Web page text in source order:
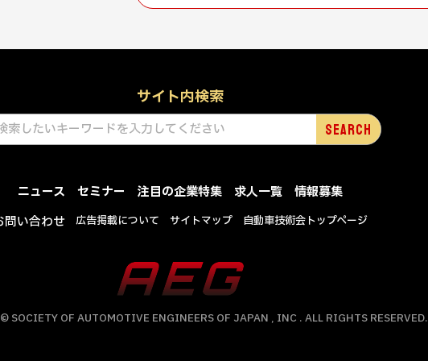
サイト内検索
ニュース セミナー 注目の企業特集 求人一覧
情報募集
問い合わせ
広告掲載について サイトマップ 自動車技術会トップページ
SOCIETY OF AUTOMOTIVE ENGINEERS OF JAPAN , INC . ALL RIGHTS RESERVED.